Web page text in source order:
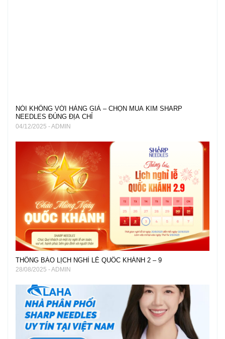
NÓI KHÔNG VỚI HÀNG GIẢ – CHỌN MUA KIM SHARP
NEEDLES ĐÚNG ĐỊA CHỈ
04/12/2025 - ADMIN
THÔNG BÁO LỊCH NGHỈ LỄ QUỐC KHÁNH 2 – 9
28/08/2025 - ADMIN